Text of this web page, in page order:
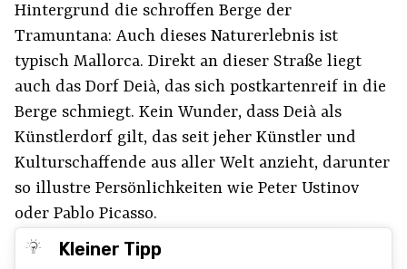
Hintergrund die schroffen Berge der
Tramuntana: Auch dieses Naturerlebnis ist
typisch Mallorca. Direkt an dieser Straße liegt
auch das Dorf Deià, das sich postkartenreif in die
Berge schmiegt. Kein Wunder, dass Deià als
Künstlerdorf gilt, das seit jeher Künstler und
Kulturschaffende aus aller Welt anzieht, darunter
so illustre Persönlichkeiten wie Peter Ustinov
oder Pablo Picasso.
Kleiner Tipp